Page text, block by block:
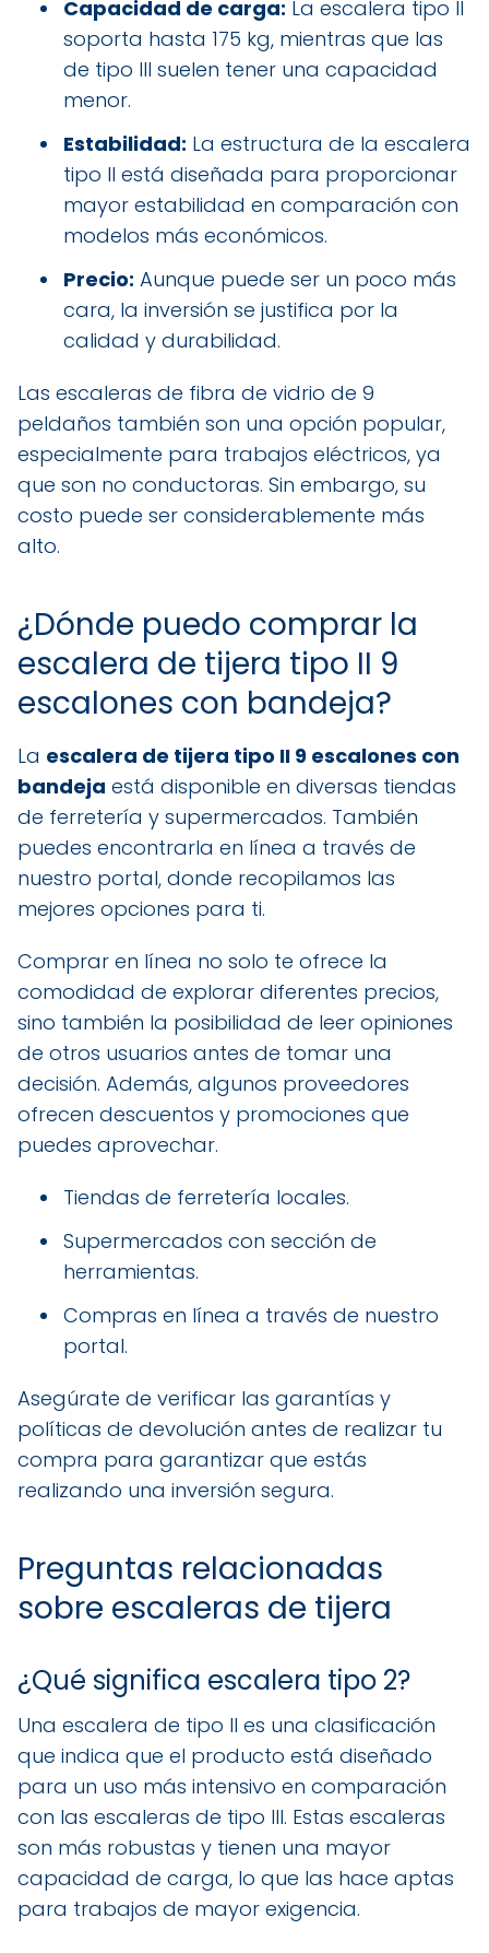
Capacidad de carga: La escalera tipo II
soporta hasta 175 kg, mientras que las
de tipo III suelen tener una capacidad
menor.
Estabilidad: La estructura de la escalera
tipo II está diseñada para proporcionar
mayor estabilidad en comparación con
modelos más económicos.
Precio: Aunque puede ser un poco más
cara, la inversión se justifica por la
calidad y durabilidad.
Las escaleras de fibra de vidrio de 9
peldaños también son una opción popular,
especialmente para trabajos eléctricos, ya
que son no conductoras. Sin embargo, su
costo puede ser considerablemente más
alto.
¿Dónde puedo comprar la
escalera de tijera tipo II 9
escalones con bandeja?
La escalera de tijera tipo II 9 escalones con
bandeja está disponible en diversas tiendas
de ferretería y supermercados. También
puedes encontrarla en línea a través de
nuestro portal, donde recopilamos las
mejores opciones para ti.
Comprar en línea no solo te ofrece la
comodidad de explorar diferentes precios,
sino también la posibilidad de leer opiniones
de otros usuarios antes de tomar una
decisión. Además, algunos proveedores
ofrecen descuentos y promociones que
puedes aprovechar.
Tiendas de ferretería locales.
Supermercados con sección de
herramientas.
Compras en línea a través de nuestro
portal.
Asegúrate de verificar las garantías y
políticas de devolución antes de realizar tu
compra para garantizar que estás
realizando una inversión segura.
Preguntas relacionadas
sobre escaleras de tijera
¿Qué significa escalera tipo 2?
Una escalera de tipo II es una clasificación
que indica que el producto está diseñado
para un uso más intensivo en comparación
con las escaleras de tipo III. Estas escaleras
son más robustas y tienen una mayor
capacidad de carga, lo que las hace aptas
para trabajos de mayor exigencia.